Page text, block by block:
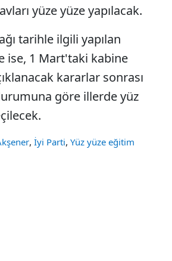
yüze yüze yapılacak.
tarihle ilgili yapılan
ise, 1 Mart'taki kabine
kararlar sonrası
göre illerde yüz
, İyi Parti, Yüz yüze eğitim